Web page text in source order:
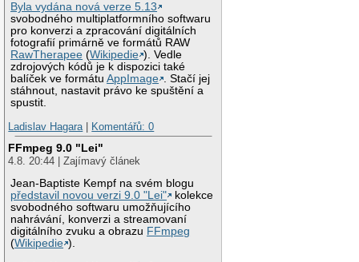
Byla vydána nová verze 5.13
svobodného multiplatformního softwaru
pro konverzi a zpracování digitálních
fotografií primárně ve formátů RAW
RawTherapee (Wikipedie ). Vedle
zdrojových kódů je k dispozici také
balíček ve formátuAppImage . Stačí jej
stáhnout, nastavit právo ke spuštění a
spustit.
Ladislav Hagara| Komentářů: 0
FFmpeg 9.0 "Lei"
4.8. 20:44 | Zajímavý článek
Jean-Baptiste Kempf na svém blogu
představil novou verzi 9.0 "Lei"
kolekce
svobodného softwaru umožňujícího
nahrávání, konverzi a streamovaní
digitálního zvuku a obrazu FFmpeg
(Wikipedie ).